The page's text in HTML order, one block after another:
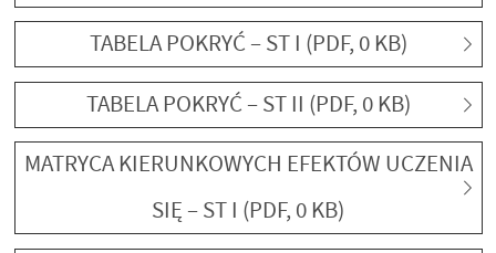
TABELA POKRYĆ – ST I (PDF, 0 KB)
TABELA POKRYĆ – ST II (PDF, 0 KB)
MATRYCA KIERUNKOWYCH EFEKTÓW UCZENIA
SIĘ – ST I (PDF, 0 KB)